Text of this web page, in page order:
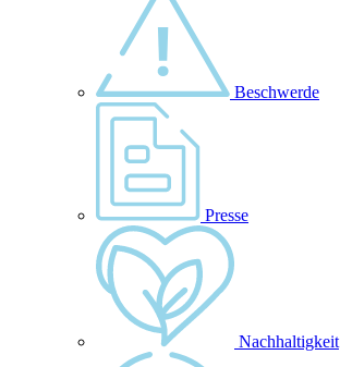
Beschwerde
Presse
Nachhaltigkeit